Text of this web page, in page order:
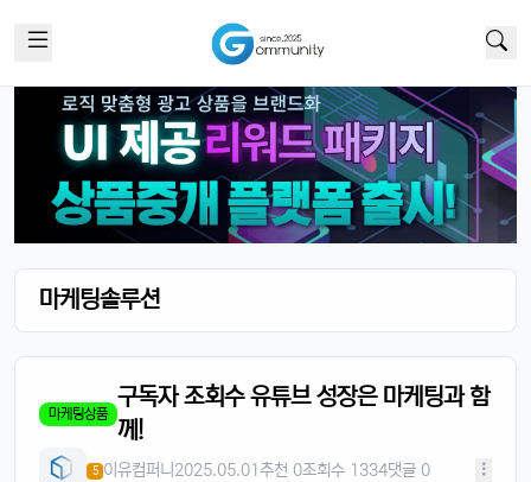
마케팅솔루션
마케팅상품
구독자 조회수 유튜브 성장은 마케팅과 함
께!
5 이유컴퍼니 2025.05.01 추천 0조회수 1334댓글 0